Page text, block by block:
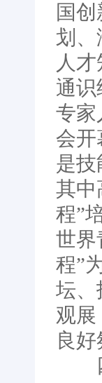
国
划、
人
通识
专家
会开
是技
其中
程”
世界
程”
坛、
观展
良好
四